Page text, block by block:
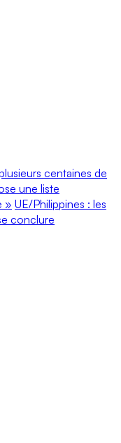
centaines de
une liste
» UE/Philippines : les
conclure